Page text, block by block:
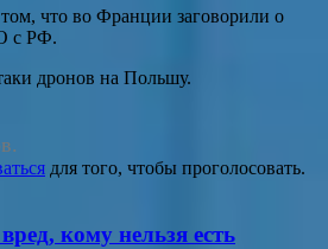
что во Франции заговорили о
с РФ.
дронов на Польшу.
для того, чтобы проголосовать.
кому нельзя есть